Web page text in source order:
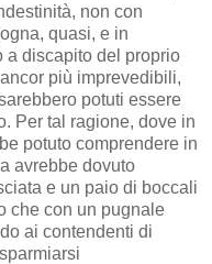
non con
quasi, e in
a discapito del proprio
più imprevedibili,
potuti essere
Per tal ragione, dove in
potuto comprendere in
avrebbe dovuto
e un paio di boccali
che con un pugnale
ai contendenti di